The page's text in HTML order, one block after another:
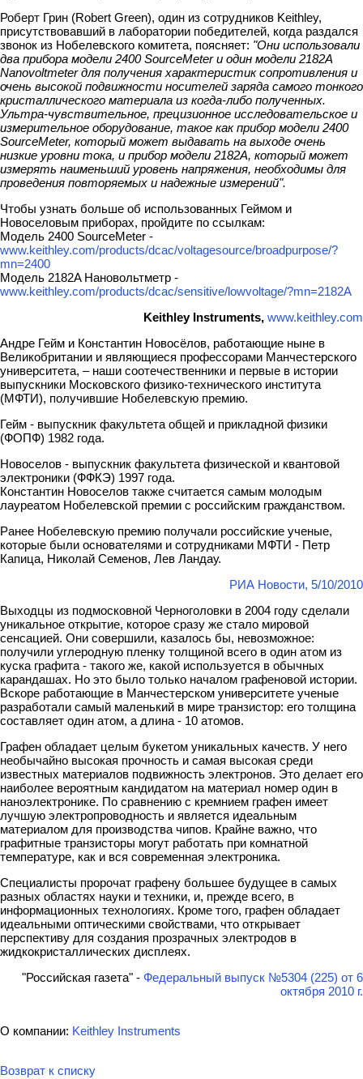
Роберт Грин (Robert Green), один из сотрудников Keithley,
присутствовавший в лаборатории победителей, когда раздался
звонок из Нобелевского комитета, поясняет: "Они использовали
два прибора модели 2400 SourceMeter и один модели 2182A
Nanovoltmeter для получения характеристик сопротивления и
очень высокой подвижности носителей заряда самого тонкого
кристаллического материала из когда-либо полученных.
Ультра-чувствительное, прецизионное исследовательское и
измерительное оборудование, такое как прибор модели 2400
SourceMeter, который может выдавать на выходе очень
низкие уровни тока, и прибор модели 2182A, который может
измерять наименьший уровень напряжения, необходимы для
проведения повторяемых и надежные измерений".
Чтобы узнать больше об использованных Геймом и
Новоселовым приборах, пройдите по ссылкам:
Модель 2400 SourceMeter -
www.keithley.com/products/dcac/voltagesource/broadpurpose/?
mn=2400
Модель 2182A Нановольтметр -
www.keithley.com/products/dcac/sensitive/lowvoltage/?mn=2182A
Keithley Instruments, www.keithley.com
Андре Гейм и Константин Новосёлов, работающие ныне в
Великобритании и являющиеся профессорами Манчестерского
университета, – наши соотечественники и первые в истории
выпускники Московского физико-технического института
(МФТИ), получившие Нобелевскую премию.
Гейм - выпускник факультета общей и прикладной физики
(ФОПФ) 1982 года.
Новоселов - выпускник факультета физической и квантовой
электроники (ФФКЭ) 1997 года.
Константин Новоселов также считается самым молодым
лауреатом Нобелевской премии с российским гражданством.
Ранее Нобелевскую премию получали российские ученые,
которые были основателями и сотрудниками МФТИ - Петр
Капица, Николай Семенов, Лев Ландау.
РИА Новости, 5/10/2010
Выходцы из подмосковной Черноголовки в 2004 году сделали
уникальное открытие, которое сразу же стало мировой
сенсацией. Они совершили, казалось бы, невозможное:
получили углеродную пленку толщиной всего в один атом из
куска графита - такого же, какой используется в обычных
карандашах. Но это было только началом графеновой истории.
Вскоре работающие в Манчестерском университете ученые
разработали самый маленький в мире транзистор: его толщина
составляет один атом, а длина - 10 атомов.
Графен обладает целым букетом уникальных качеств. У него
необычайно высокая прочность и самая высокая среди
известных материалов подвижность электронов. Это делает его
наиболее вероятным кандидатом на материал номер один в
наноэлектронике. По сравнению с кремнием графен имеет
лучшую электропроводность и является идеальным
материалом для производства чипов. Крайне важно, что
графитные транзисторы могут работать при комнатной
температуре, как и вся современная электроника.
Специалисты пророчат графену большее будущее в самых
разных областях науки и техники, и, прежде всего, в
информационных технологиях. Кроме того, графен обладает
идеальными оптическими свойствами, что открывает
перспективу для создания прозрачных электродов в
жидкокристаллических дисплеях.
"Российская газета" - Федеральный выпуск №5304 (225) от 6
октября 2010 г.
О компании: Keithley Instruments
Возврат к списку